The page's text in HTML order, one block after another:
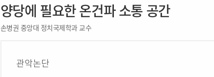
양당에 필요한 온건파 소통 공간
손병권 중앙대 정치국제학과 교수
관악논단